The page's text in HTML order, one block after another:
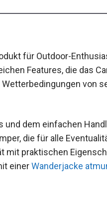
für Outdoor-
Features, die das
von
dem einfachen
die für alle
mit praktischen
mit einer